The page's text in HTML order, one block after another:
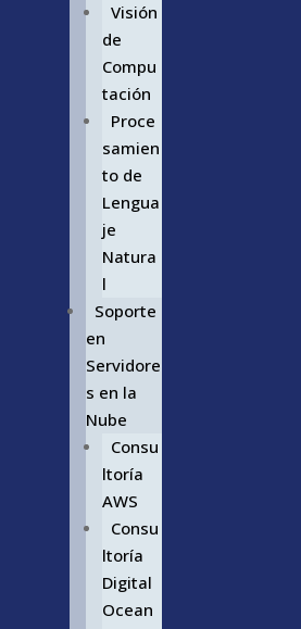
Visión
de
Compu
tación
Proce
samien
to de
Lengua
je
Natura
l
Soporte
en
Servidore
s en la
Nube
Consu
ltoría
AWS
Consu
ltoría
Digital
Ocean